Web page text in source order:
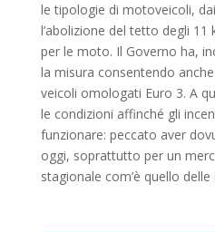
le tipologie di motoveicoli,
l’abolizione del tetto degli 11
per le moto. Il Governo ha,
la misura consentendo
veicoli omologati Euro 3. A
le condizioni affinché gli
funzionare: peccato aver
oggi, soprattutto per un
stagionale com’è quello